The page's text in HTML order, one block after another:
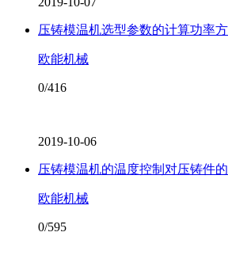
压铸模温机选型参数的计算功率
欧能机械
0/416
2019-10-06
压铸模温机的温度控制对压铸件
欧能机械
0/595